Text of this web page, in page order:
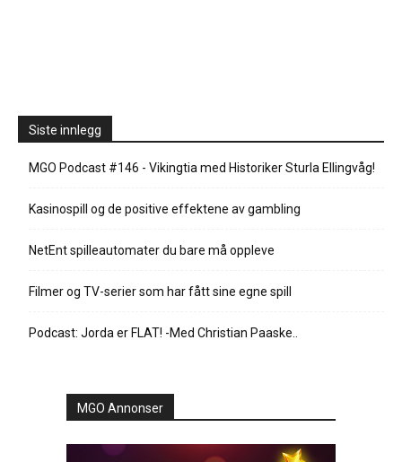
Siste innlegg
MGO Podcast #146 - Vikingtia med Historiker Sturla Ellingvåg!
Kasinospill og de positive effektene av gambling
NetEnt spilleautomater du bare må oppleve
Filmer og TV-serier som har fått sine egne spill
Podcast: Jorda er FLAT! -Med Christian Paaske..
MGO Annonser